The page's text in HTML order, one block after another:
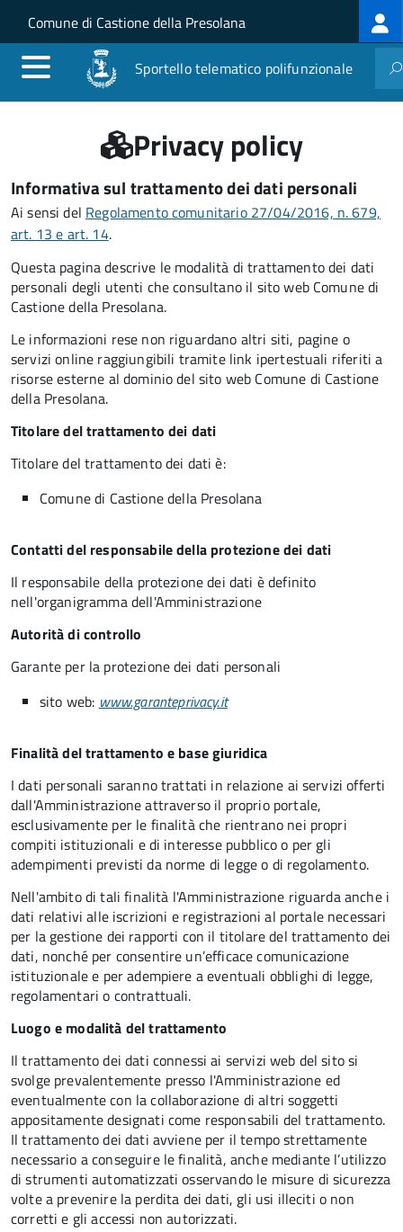
Salta al contenuto principale
Skip to site navigation
Comune di Castione della Presolana
Sportello telematico polifunzionale
Privacy policy
Informativa sul trattamento dei dati personali
Ai sensi del Regolamento comunitario 27/04/2016, n. 679,
art. 13 e art. 14.
Questa pagina descrive le modalità di trattamento dei dati
personali degli utenti che consultano il sito web Comune di
Castione della Presolana.
Le informazioni rese non riguardano altri siti, pagine o
servizi online raggiungibili tramite link ipertestuali riferiti a
risorse esterne al dominio del sito web Comune di Castione
della Presolana.
Titolare del trattamento dei dati
Titolare del trattamento dei dati è:
Comune di Castione della Presolana
Contatti del responsabile della protezione dei dati
Il responsabile della protezione dei dati è definito
nell'organigramma dell'Amministrazione
Autorità di controllo
Garante per la protezione dei dati personali
sito web: www.garanteprivacy.it
Finalità del trattamento e base giuridica
I dati personali saranno trattati in relazione ai servizi offerti
dall'Amministrazione attraverso il proprio portale,
esclusivamente per le finalità che rientrano nei propri
compiti istituzionali e di interesse pubblico o per gli
adempimenti previsti da norme di legge o di regolamento.
Nell'ambito di tali finalità l'Amministrazione riguarda anche i
dati relativi alle iscrizioni e registrazioni al portale necessari
per la gestione dei rapporti con il titolare del trattamento dei
dati, nonché per consentire un’efficace comunicazione
istituzionale e per adempiere a eventuali obblighi di legge,
regolamentari o contrattuali.
Luogo e modalità del trattamento
Il trattamento dei dati connessi ai servizi web del sito si
svolge prevalentemente presso l'Amministrazione ed
eventualmente con la collaborazione di altri soggetti
appositamente designati come responsabili del trattamento.
Il trattamento dei dati avviene per il tempo strettamente
necessario a conseguire le finalità, anche mediante l’utilizzo
di strumenti automatizzati osservando le misure di sicurezza
volte a prevenire la perdita dei dati, gli usi illeciti o non
corretti e gli accessi non autorizzati.